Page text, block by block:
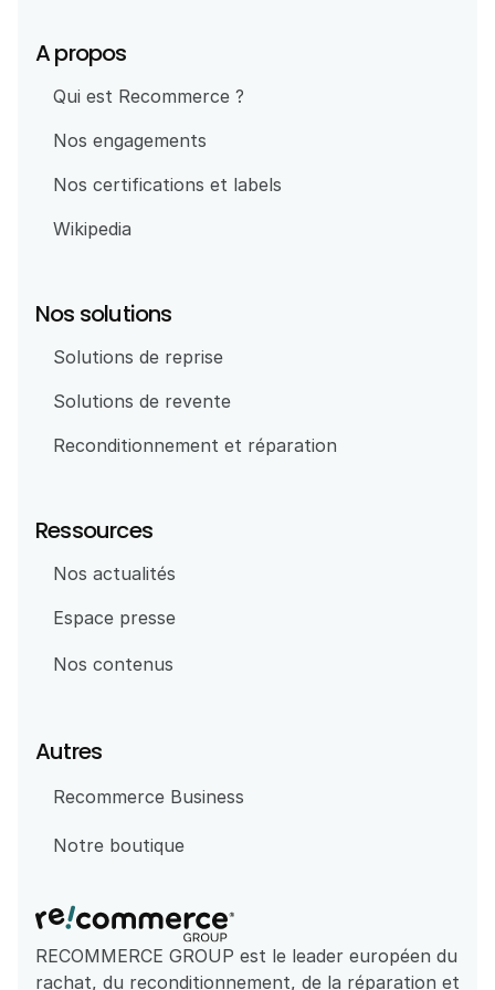
RECOMMERCE GROUP est le leader européen du
rachat, du reconditionnement, de la réparation et
A propos
Qui est Recommerce ?
Nos engagements
Nos certifications et labels
Wikipedia
Nos solutions
Solutions de reprise
Solutions de revente
Reconditionnement et réparation
Ressources
Nos actualités
Espace presse
Nos contenus
Autres
Recommerce Business
Notre boutique